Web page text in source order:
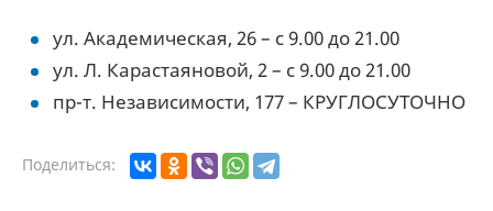
ул. Академическая, 26 – с 9.00 до 21.00
ул. Л. Карастаяновой, 2 – с 9.00 до 21.00
пр-т. Независимости, 177 – КРУГЛОСУТОЧНО
Поделиться: